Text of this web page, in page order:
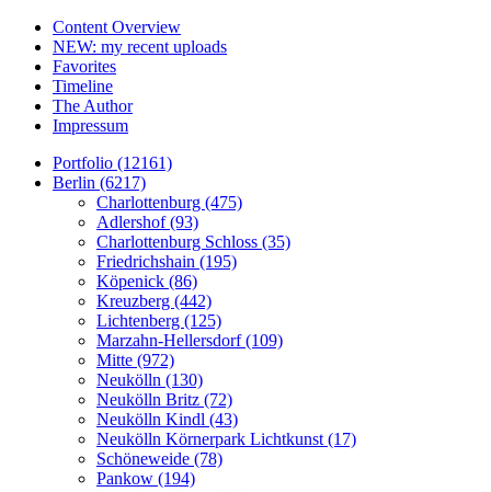
Content Overview
NEW: my recent uploads
Favorites
Timeline
The Author
Impressum
Portfolio (12161)
Berlin (6217)
Charlottenburg (475)
Adlershof (93)
Charlottenburg Schloss (35)
Friedrichshain (195)
Köpenick (86)
Kreuzberg (442)
Lichtenberg (125)
Marzahn-Hellersdorf (109)
Mitte (972)
Neukölln (130)
Neukölln Britz (72)
Neukölln Kindl (43)
Neukölln Körnerpark Lichtkunst (17)
Schöneweide (78)
Pankow (194)